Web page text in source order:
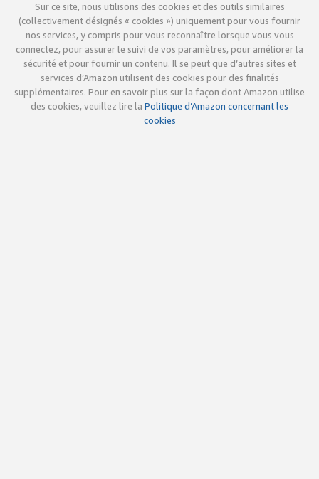
Sur ce site, nous utilisons des cookies et des outils similaires
(collectivement désignés « cookies ») uniquement pour vous fournir
nos services, y compris pour vous reconnaître lorsque vous vous
connectez, pour assurer le suivi de vos paramètres, pour améliorer la
sécurité et pour fournir un contenu. Il se peut que d’autres sites et
services d’Amazon utilisent des cookies pour des finalités
supplémentaires. Pour en savoir plus sur la façon dont Amazon utilise
des cookies, veuillez lire la Politique d’Amazon concernant les
cookies